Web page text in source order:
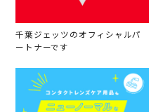
千葉ジェッツのオフィシャルパ
ートナーです